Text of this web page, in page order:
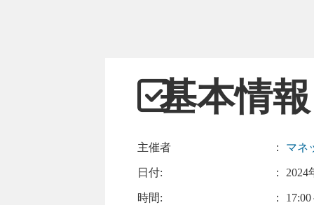
基本情報
主催者 ： マネ
日付: ： 2024
時間: ：